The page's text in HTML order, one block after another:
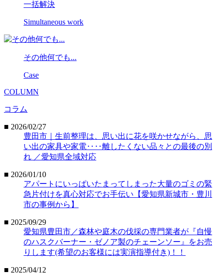
一括解決
Simultaneous work
その他何でも...
Case
COLUMN
コラム
■ 2026/02/27
豊田市｜生前整理は、思い出に花を咲かせながら、思
い出の家具や家電‥‥離したくない品々との最後の別
れ ／愛知県全域対応
■ 2026/01/10
アパートにいっぱいたまってしまった大量のゴミの緊
急片付けを真心対応でお手伝い【愛知県新城市・豊川
市の事例から】
■ 2025/09/29
愛知県豊田市／森林や庭木の伐採の専門業者が『自慢
のハスクバーナー・ゼノア製のチェーンソー』をお売
りします(希望のお客様には実演指導付き)！！
■ 2025/04/12